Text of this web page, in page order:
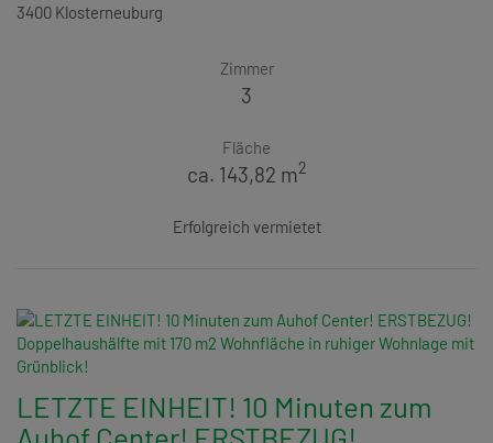
3400 Klosterneuburg
Zimmer
3
Fläche
ca. 143,82 m2
Erfolgreich vermietet
LETZTE EINHEIT! 10 Minuten zum